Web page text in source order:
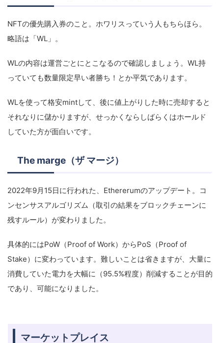
NFTの優先購入券のこと。ホワリスっていう人もちらほら。
略語は「WL」。
WLの内容は運営ごとにとこなるので確認しましょう。WL持
っていても数量限定早い者勝ち！とか平気であります。
WLを使って格安mintして、後に値上がりした時に売却すると
それなりに儲かりますが、せっかくならしばらくはホールド
していた方が面白いです。
The marge（ザ マージ）
2022年9月15日に行われた、Ethererumのアップデート。コ
ンセンサスアルゴリズム（取引の結果をブロックチェーンに
残すルール）が変わりました。
具体的にはPoW（Proof of Work）からPoS（Proof of
Stake）に変わっています。難しいことは省きますが、大量に
消費していた電力を大幅に（95.5%程度）削減することが目的
であり、可能になりました。
マーケットプレイス